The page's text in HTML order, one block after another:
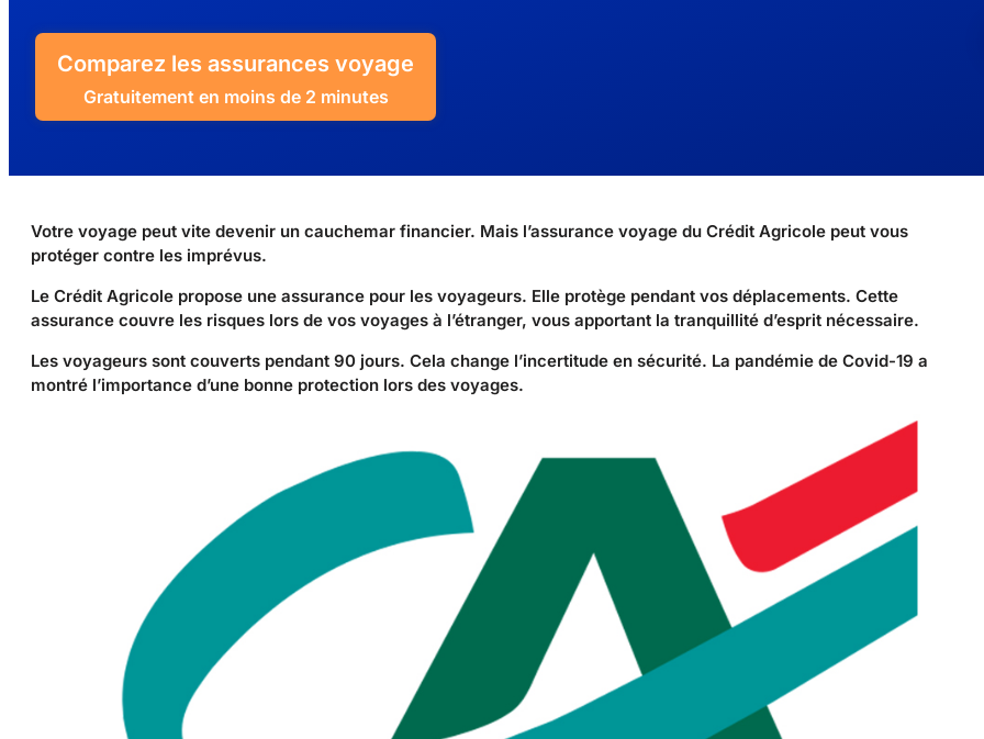
Comparez les assurances voyage
Gratuitement en moins de 2 minutes
Votre voyage peut vite devenir un cauchemar financier. Mais l’assurance voyage du Crédit Agricole peut vous
protéger contre les imprévus.
Le Crédit Agricole propose une assurance pour les voyageurs. Elle protège pendant vos déplacements. Cette
assurance couvre les risques lors de vos voyages à l’étranger, vous apportant la tranquillité d’esprit nécessaire.
Les voyageurs sont couverts pendant 90 jours. Cela change l’incertitude en sécurité. La pandémie de Covid-19 a
montré l’importance d’une bonne protection lors des voyages.